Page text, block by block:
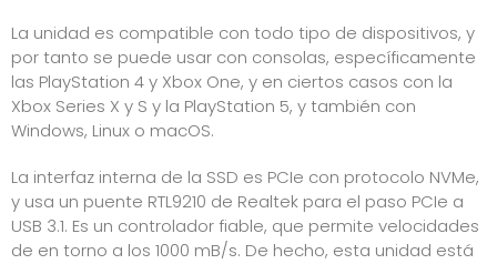
La unidad es compatible con todo tipo de dispositivos, y
por tanto se puede usar con consolas, específicamente
las PlayStation 4 y Xbox One, y en ciertos casos con la
Xbox Series X y S y la PlayStation 5, y también con
Windows, Linux o macOS.
La interfaz interna de la SSD es PCIe con protocolo NVMe,
y usa un puente RTL9210 de Realtek para el paso PCIe a
USB 3.1. Es un controlador fiable, que permite velocidades
de en torno a los 1000 mB/s. De hecho, esta unidad está